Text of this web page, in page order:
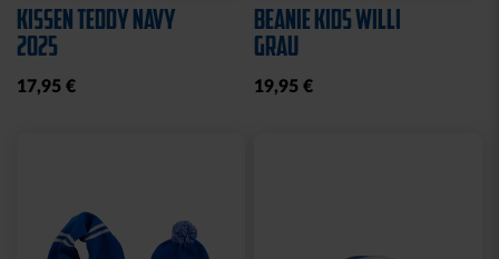
KISSEN TEDDY NAVY
2025
17,95 €
BEANIE KIDS WILLI
GRAU
19,95 €